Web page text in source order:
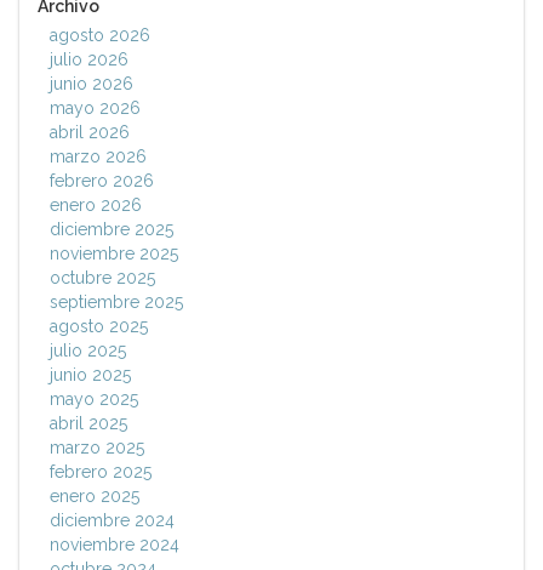
Archivo
agosto 2026
julio 2026
junio 2026
mayo 2026
abril 2026
marzo 2026
febrero 2026
enero 2026
diciembre 2025
noviembre 2025
octubre 2025
septiembre 2025
agosto 2025
julio 2025
junio 2025
mayo 2025
abril 2025
marzo 2025
febrero 2025
enero 2025
diciembre 2024
noviembre 2024